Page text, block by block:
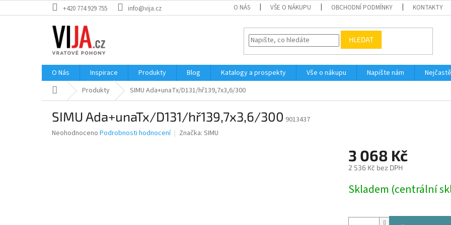
na
+420 774 929 755 info@vija.cz O NÁS VŠE O NÁKUPU OBCHODNÍ PODMÍNKY KONTAKTY
HLEDAT
O Nás Inspirace Produkty Blog Katalogy a prospekty Vše o nákupu Napište nám
Domů Produkty SIMU Ada+unaTx/D131/hř139,7x3,6/300
SIMU Ada+unaTx/D131/hř139,7x3,6/300 9013437
Průměrné
Neohodnoceno Podrobnosti hodnocení Značka: SIMU
3 068 Kč
2 536 Kč bez DPH
cena:
Skladem (centrální